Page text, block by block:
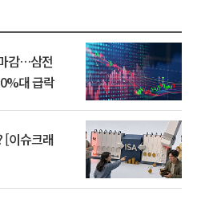
감…삼전
대 급락
[이슈크래